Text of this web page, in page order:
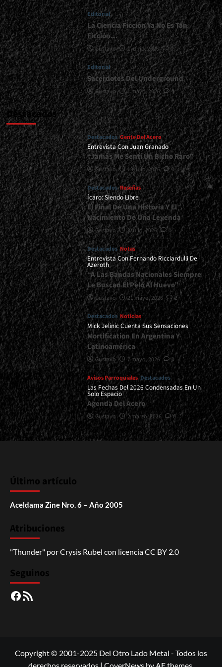
Paredes
En
Voz<span>
|
</span>
</small>
<div>El
Oeste
Firme
Junto
Al
Metal</div>
Editorial
La Ciencia Ficción Ya No Es Tan
Ficción…
Gustavo 1 junio, 2026 0
Editorial
Sacerdotes Del Underground
Gustavo 1 mayo, 2026 0
Destacados
Destacados Gente Del Acero
Entrevista Con Juan Granado
“Jamás Me Sentí Un Bicho Raro”
Gustavo 13 julio, 2026 0
Destacados Reseñas
Ícaro: Siendo Libre
El Final De Una Historia Y El
Nacimiento De Una Leyenda
Gustavo 8 julio, 2026 0
Destacados Notas
Entrevista Con Fernando Ricciardulli De
Azeroth
“A Las Bandas Nacionales Siempre
Le Buscan El Pelo Al Huevo”
Gustavo 21 mayo, 2026 2
Destacados Noticias
Mick Jelinic Cuenta Sus Sensaciones
Mortification En Argentina Y
Latinoamérica
Gustavo 7 mayo, 2026 0
Avisos Parroquiales Destacados
Las Fechas Del 2026 Condensadas En Un
Solo Espacio
Agenda Del Acero
Gustavo 2 marzo, 2026 0
Último artículo
Aceldama Zine Nro. 6 – Año 2005
Atribuciones
"Thunder" porCrysis Rubel con licenciaCC BY 2.0
Seguinos
Facebook
RSS
Copyright © 2001-2025 Del Otro Lado Metal - Todos los